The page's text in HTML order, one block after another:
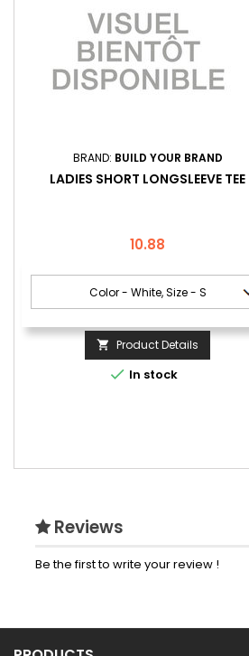
BRAND: BUILD YOUR BRAND
LADIES SHORT LONGSLEEVE TEE
Price
10.88
 Product Details
 In stock
Reviews
Be the first to write your review !